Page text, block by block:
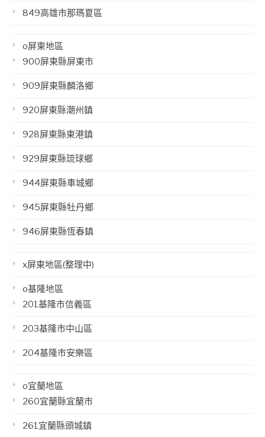
849高雄市那瑪夏區
o屏東地區
900屏東縣屏東市
909屏東縣麟洛鄉
920屏東縣潮州鎮
928屏東縣東港鎮
929屏東縣琉球鄉
944屏東縣車城鄉
945屏東縣牡丹鄉
946屏東縣恆春鎮
x屏東地區(整理中)
o基隆地區
201基隆市信義區
203基隆市中山區
204基隆市安樂區
o宜蘭地區
260宜蘭縣宜蘭市
261宜蘭縣頭城鎮